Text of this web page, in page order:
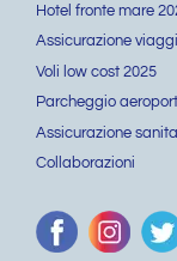
Hotel fronte mare
Assicurazione
Voli low cost 2025
Parcheggio
Assicurazione
Collaborazioni